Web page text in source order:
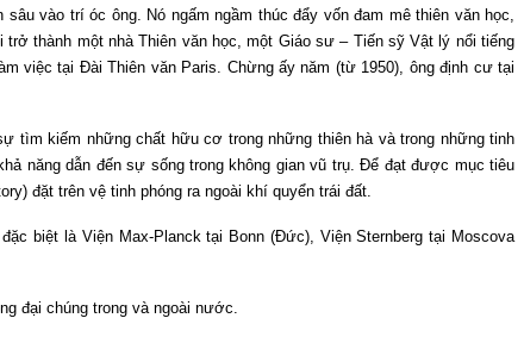
vào trí óc ông. Nó ngấm ngầm thúc đẩy vốn đam mê thiên văn học,
thành một nhà Thiên văn học, một Giáo sư – Tiến sỹ Vật lý nổi tiếng
việc tại Đài Thiên văn Paris. Chừng ấy năm (từ 1950), ông định cư tại
tìm kiếm những chất hữu cơ trong những thiên hà và trong những tinh
năng dẫn đến sự sống trong không gian vũ trụ. Để đạt được mục tiêu
đặt trên vệ tinh phóng ra ngoài khí quyển trái đất.
biệt là Viện Max-Planck tại Bonn (Đức), Viện Sternberg tại Moscova
đại chúng trong và ngoài nước.